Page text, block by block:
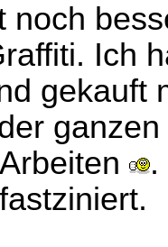
noch
Ich
gekauft